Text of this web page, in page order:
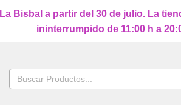
Bisbal a partir del 30 de julio. La
ininterrumpido de 11:00 h a
Buscar: